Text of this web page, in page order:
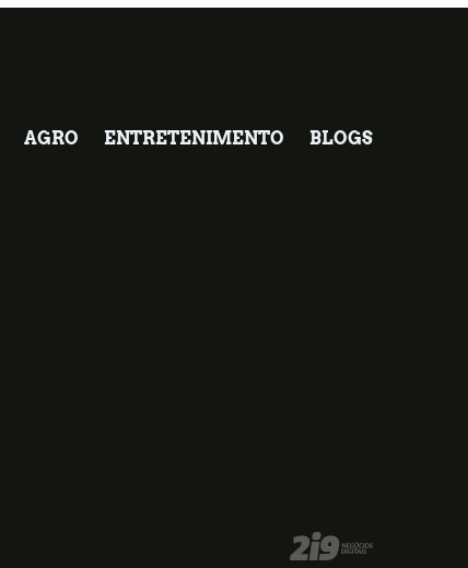
AGRO ENTRETENIMENTO BLOGS